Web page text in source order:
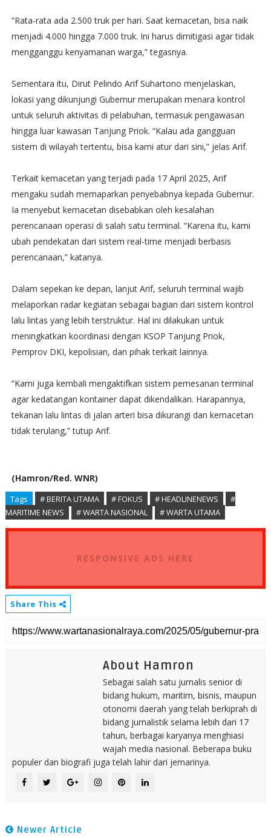
“Rata-rata ada 2.500 truk per hari. Saat kemacetan, bisa naik
menjadi 4.000 hingga 7.000 truk. Ini harus dimitigasi agar tidak
mengganggu kenyamanan warga,” tegasnya.
Sementara itu, Dirut Pelindo Arif Suhartono menjelaskan,
lokasi yang dikunjungi Gubernur merupakan menara kontrol
untuk seluruh aktivitas di pelabuhan, termasuk pengawasan
hingga luar kawasan Tanjung Priok. “Kalau ada gangguan
sistem di wilayah tertentu, bisa kami atur dari sini,” jelas Arif.
Terkait kemacetan yang terjadi pada 17 April 2025, Arif
mengaku sudah memaparkan penyebabnya kepada Gubernur.
Ia menyebut kemacetan disebabkan oleh kesalahan
perencanaan operasi di salah satu terminal. “Karena itu, kami
ubah pendekatan dari sistem real-time menjadi berbasis
perencanaan,” katanya.
Dalam sepekan ke depan, lanjut Arif, seluruh terminal wajib
melaporkan radar kegiatan sebagai bagian dari sistem kontrol
lalu lintas yang lebih terstruktur. Hal ini dilakukan untuk
meningkatkan koordinasi dengan KSOP Tanjung Priok,
Pemprov DKI, kepolisian, dan pihak terkait lainnya.
“Kami juga kembali mengaktifkan sistem pemesanan terminal
agar kedatangan kontainer dapat dikendalikan. Harapannya,
tekanan lalu lintas di jalan arteri bisa dikurangi dan kemacetan
tidak terulang,” tutup Arif.
(Hamron/Red. WNR)
Tags # BERITA UTAMA # FOKUS # HEADLINENEWS
#
MARITIME NEWS
# WARTA NASIONAL # WARTA UTAMA
RESPONSIVE ADS HERE
Share This
About Hamron
Sebagai salah satu jurnalis senior di
bidang hukum, maritim, bisnis, maupun
otonomi daerah yang telah berkiprah di
bidang jurnalistik selama lebih dari 17
tahun, berbagai karyanya menghiasi
wajah media nasional. Beberapa buku
populer dan biografi juga telah lahir dari jemarinya.
Newer Article